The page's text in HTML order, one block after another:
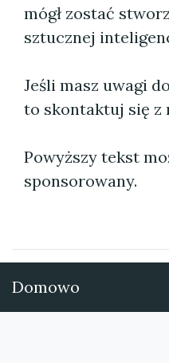
mógł zostać
sztucznej
Jeśli masz uwagi
to skontaktuj się z
Powyższy tekst
sponsorowany.
Domowo